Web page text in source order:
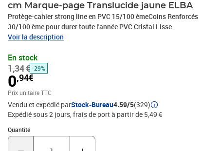
cm Marque-page Translucide jaune ELBA
Protège-cahier strong line en PVC 15/100 èmeCoins Renforcés
30/100 ème pour durer toute l'année PVC Cristal Lisse
Voir la description
En stock
1,34 € -29%
0,94€
Prix unitaire TTC
Vendu et expédié parStock-Bureau4.59/5(329)
Expédié sous 2 jours, frais de port à partir de 5,49 €
Quantité
Quantité : 1